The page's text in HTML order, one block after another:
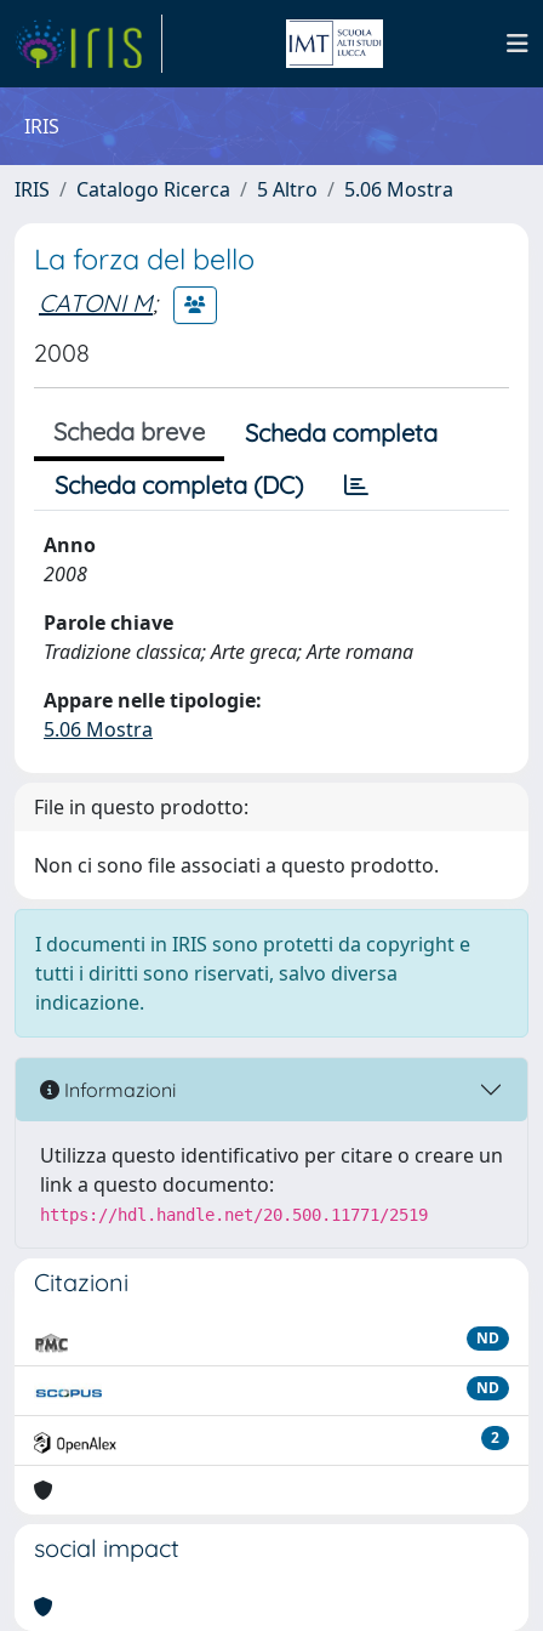
IRIS
IRIS Catalogo Ricerca 5 Altro 5.06 Mostra
La forza del bello
CATONI M;
2008
Scheda breve
Scheda completa
Scheda completa (DC)
Anno
2008
Parole chiave
Tradizione classica; Arte greca; Arte romana
Appare nelle tipologie:
5.06 Mostra
File in questo prodotto:
Non ci sono file associati a questo prodotto.
I documenti in IRIS sono protetti da copyright e
tutti i diritti sono riservati, salvo diversa
indicazione.
Informazioni
Utilizza questo identificativo per citare o creare un
link a questo documento:
https://hdl.handle.net/20.500.11771/2519
Citazioni
ND
ND
2
social impact